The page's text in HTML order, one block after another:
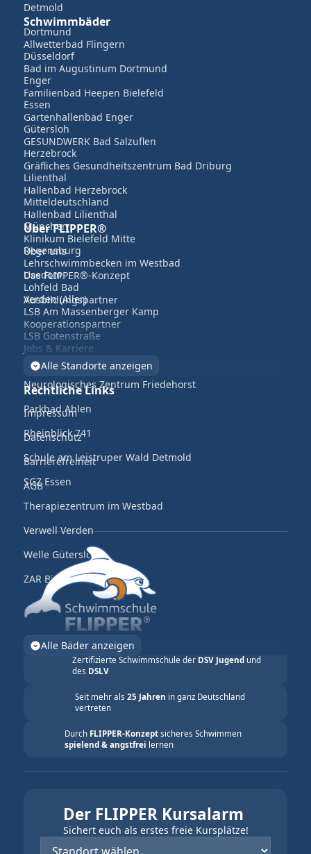
Detmold
Dortmund
Düsseldorf
Enger
Essen
Gütersloh
Herzebrock
Lilienthal
Mitteldeutschland
München
Regensburg
Usedom
Verden (Aller)
Alle Standorte anzeigen
Schwimmbäder
Allwetterbad Flingern
Bad im Augustinum Dortmund
Familienbad Heepen Bielefeld
Gartenhallenbad Enger
GESUNDWERK Bad Salzuflen
Gräfliches Gesundheitszentrum Bad Driburg
Hallenbad Herzebrock
Hallenbad Lilienthal
Klinikum Bielefeld Mitte
Lehrschwimmbecken im Westbad
Lohfeld Bad
LSB Am Massenberger Kamp
LSB Gotenstraße
LWL Klinikum Gütersloh
Neurologisches Zentrum Friedehorst
Parkbad Ahlen
Rheinblick 741
Schule am Leistruper Wald Detmold
SGZ Essen
Therapiezentrum im Westbad
Verwell Verden
Welle Gütersloh
ZAR Bielefeld
Alle Bäder anzeigen
Über FLIPPER®
Über uns
Das FLIPPER®-Konzept
Ausbildungspartner
Kooperationspartner
Jobs & Karriere
Rechtliche Links
Impressum
Datenschutz
Barrierefreiheit
AGB
Zertifizierte Schwimmschule der DSV Jugend und
des DSLV
Seit mehr als25 Jahren in ganz Deutschland
vertreten
Durch FLIPPER-Konzept sicheres Schwimmen
spielend & angstfrei lernen
Der FLIPPER Kursalarm
Sichert euch als erstes freie Kursplätze!